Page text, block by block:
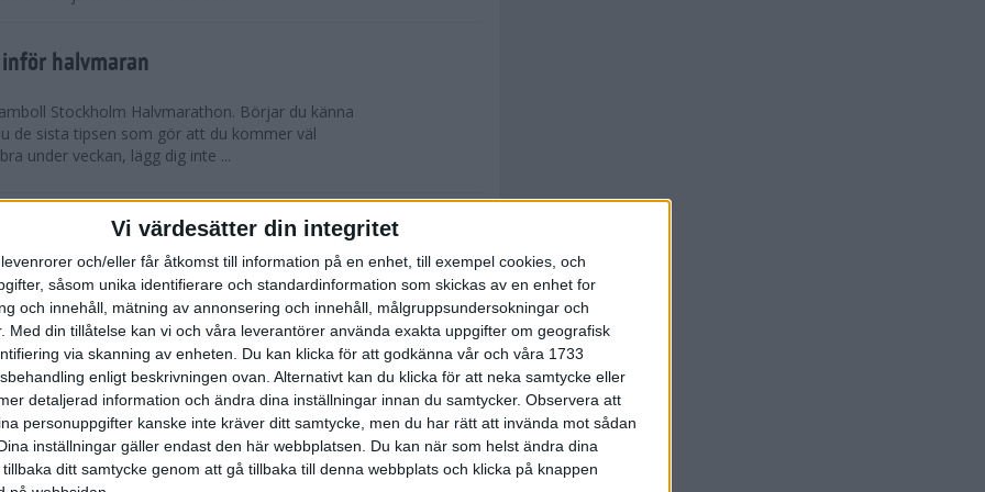
Vi värdesätter din integritet
och/eller får åtkomst till information på en enhet, till exempel cookies, och
såsom unika identifierare och standardinformation som skickas av en enhet for
och innehåll, mätning av annonsering och innehåll, målgruppsundersokningar och
Med din tillåtelse kan vi och våra leverantörer använda exakta uppgifter om geografisk
via skanning av enheten. Du kan klicka för att godkänna vår och våra 1733
enligt beskrivningen ovan. Alternativt kan du klicka för att neka samtycke eller
detaljerad information och ändra dina inställningar innan du samtycker. Observera att
personuppgifter kanske inte kräver ditt samtycke, men du har rätt att invända mot sådan
inställningar gäller endast den här webbplatsen. Du kan när som helst ändra dina
ditt samtycke genom att gå tillbaka till denna webbplats och klicka på knappen
halvmaran
Stockholm Halvmarathon. Börjar du känna
de sista tipsen som gör att du kommer väl
under veckan, lägg dig inte ...
Ramboll Stockholm Halvmarathon är
Minns du i våras hur det pratades om
Marathon. Nu har även Ramboll
sprängt sitt tidigare rekord och når snart taket...
inför Tjejmilen
två veckor kvar till Tjejmilen? Hur lägger jag upp
Här ger löpcoachen Josefine Swärm sina bästa